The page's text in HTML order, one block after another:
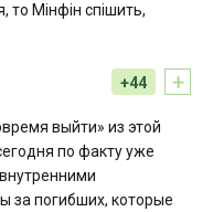
то Мінфін спішить,
+
+44
выйти» из этой
по факту уже
за погибших, которые